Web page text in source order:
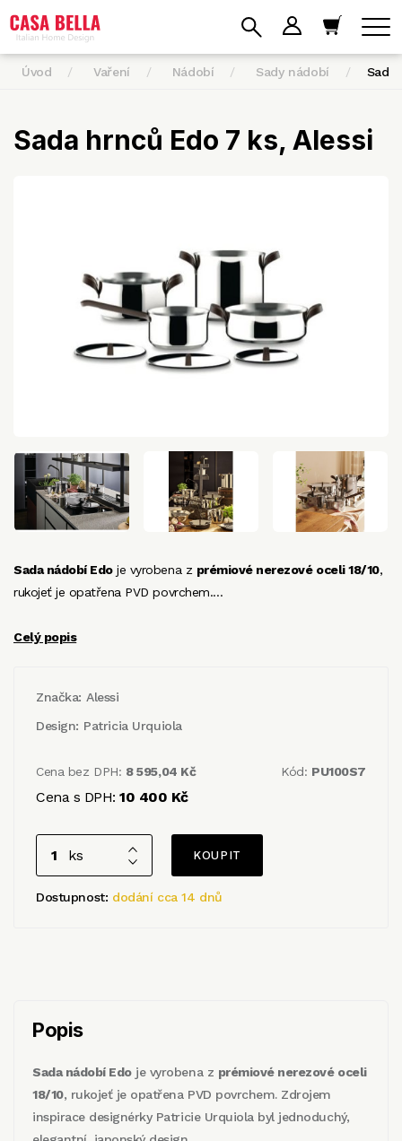
Úvod Vaření Nádobí Sady nádobí Sada
Sada hrnců Edo 7 ks, Alessi
Sada nádobí Edoje vyrobena z prémiové nerezové oceli 18/10,
rukojeť je opatřena PVD povrchem.…
Celý popis
Značka: Alessi
Design: Patricia Urquiola
Cena bez DPH: 8 595,04 Kč
Cena s DPH:10 400 Kč
Kód: PU100S7
ks
Dostupnost: dodání cca 14 dnů
Popis
Sada nádobí Edoje vyrobena z prémiové nerezové oceli
18/10, rukojeť je opatřena PVD povrchem. Zdrojem
inspirace designérky Patricie Urquiola byl jednoduchý,